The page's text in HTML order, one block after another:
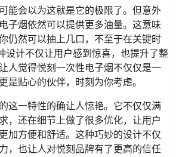
能会以为这就是它的极限了。但意外
子烟依然可以提供更多油量。这意味
仍然可以抽上几口，不至于在关键时
设计不仅让用户感到惊喜，也提升了整
人觉得悦刻一次性电子烟不仅仅是一
是贴心的伙伴，时刻为你考虑。
这一特性的确让人惊艳。它不仅仅满
，还在细节上做了很多优化，让用户
加方便和舒适。这种巧妙的设计不仅
，也让人对悦刻品牌有了更高的信任